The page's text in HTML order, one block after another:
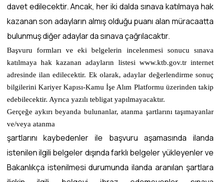
davet edilecektir. Ancak, her iki dalda sınava katılmaya hak
kazanan son adayların almış olduğu puanı alan müracaatta
bulunmuş diğer adaylar da sınava çağrılacaktır.
Başvuru formları ve eki belgelerin incelenmesi sonucu sınava
katılmaya hak kazanan adayların listesi www.ktb.gov.tr internet
adresinde ilan edilecektir. Ek olarak, adaylar değerlendirme sonuç
bilgilerini Kariyer Kapısı-Kamu İşe Alım Platformu üzerinden takip
edebilecektir. Ayrıca yazılı tebligat yapılmayacaktır.
Gerçeğe aykırı beyanda bulunanlar, atanma şartlarını taşımayanlar
ve/veya atanma
şartlarını kaybedenler ile başvuru aşamasında ilanda
istenilen ilgili belgeler dışında farklı belgeler yükleyenler ve
Bakanlıkça istenilmesi durumunda ilanda aranılan şartlara